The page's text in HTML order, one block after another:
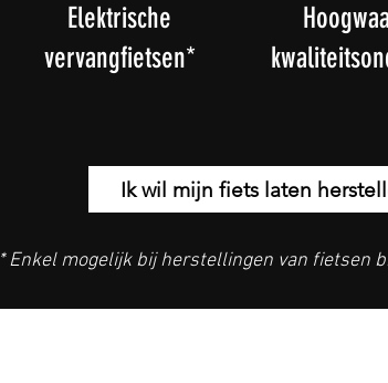
Elektrische
vervangfietsen*
Ik wil mijn fiets laten
* Enkel mogelijk bij herstellingen van fietsen